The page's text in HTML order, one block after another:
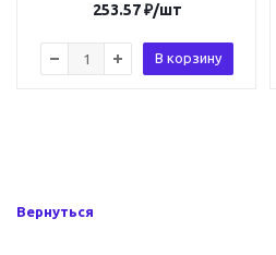
253.57₽/шт
В корзину
Вернуться